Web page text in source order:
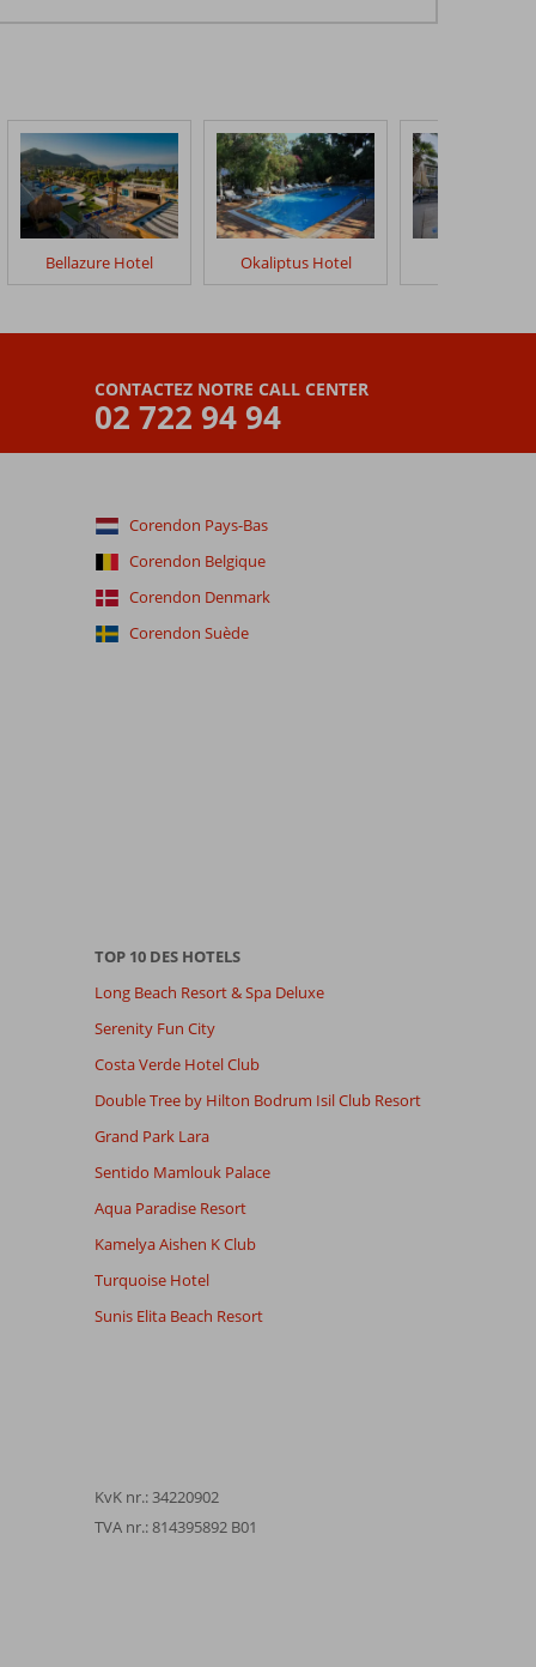
Bellazure Hotel Okaliptus Hotel
CONTACTEZ NOTRE CALL CENTER
02 722 94 94
Corendon Pays-Bas
Corendon Belgique
Corendon Denmark
Corendon Suède
TOP 10 DES HOTELS
Long Beach Resort & Spa Deluxe
Serenity Fun City
Costa Verde Hotel Club
Double Tree by Hilton Bodrum Isil Club Resort
Grand Park Lara
Sentido Mamlouk Palace
Aqua Paradise Resort
Kamelya Aishen K Club
Turquoise Hotel
Sunis Elita Beach Resort
KvK nr.: 34220902
TVA nr.: 814395892 B01